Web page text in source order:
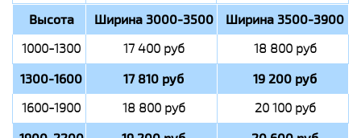
Высота Ширина 3000-3500 Ширина 3500-3900
1000-1300 17 400 руб 18 800 руб
1300-1600 17 810 руб 19 200 руб
1600-1900 18 800 руб 20 100 руб